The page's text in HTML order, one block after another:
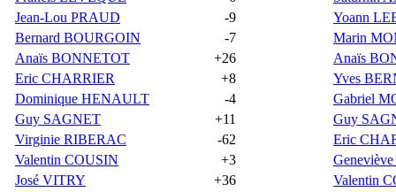
Jean-Lou PRAUD
-9
Bernard BOURGOIN
-7
Anaïs BONNETOT
+26
Eric CHARRIER
+8
Dominique HENAULT
-4
Guy SAGNET
+11
Virginie RIBERAC
-62
Valentin COUSIN
+3
José VITRY
+36
Yoann
Marin
Anaïs
Yves
Gabriel
Guy
Eric
Valentin